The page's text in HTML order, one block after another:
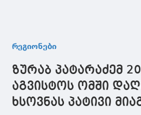
რეგიონები
ზურაბ პატარაძემ
აგვისტოს ომში
ხსოვნას პატივი